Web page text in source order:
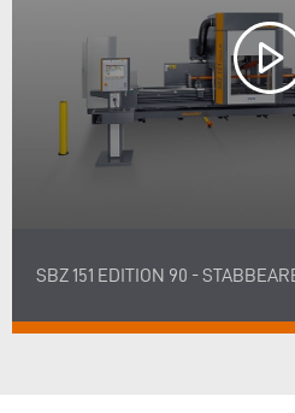
SBZ 151 EDITION 90 -